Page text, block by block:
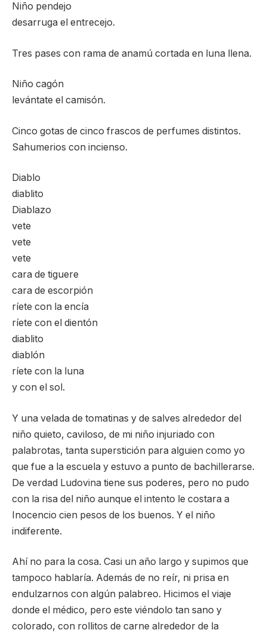
Niño pendejo
desarruga el entrecejo.
Tres pases con rama de anamú cortada en luna llena.
Niño cagón
levántate el camisón.
Cinco gotas de cinco frascos de perfumes distintos.
Sahumerios con incienso.
Diablo
diablito
Diablazo
vete
vete
vete
cara de tiguere
cara de escorpión
ríete con la encía
ríete con el dientón
diablito
diablón
ríete con la luna
y con el sol.
Y una velada de tomatinas y de salves alrededor del
niño quieto, caviloso, de mi niño injuriado con
palabrotas, tanta superstición para alguien como yo
que fue a la escuela y estuvo a punto de bachillerarse.
De verdad Ludovina tiene sus poderes, pero no pudo
con la risa del niño aunque el intento le costara a
Inocencio cien pesos de los buenos. Y el niño
indiferente.
Ahí no para la cosa. Casi un año largo y supimos que
tampoco hablaría. Además de no reír, ni prisa en
endulzarnos con algún palabreo. Hicimos el viaje
donde el médico, pero este viéndolo tan sano y
colorado, con rollitos de carne alrededor de la